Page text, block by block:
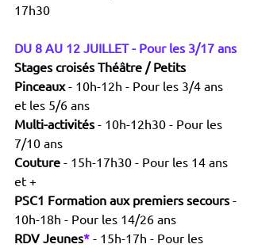
17h30
DU 8 AU 12 JUILLET - Pour les 3/17 ans
Stages croisés Théâtre / Petits
Pinceaux - 10h-12h - Pour les 3/4 ans
et les 5/6 ans
Multi-activités - 10h-12h30 - Pour les
7/10 ans
Couture - 15h-17h30 - Pour les 14 ans
et +
PSC1 Formation aux premiers secours -
10h-18h - Pour les 14/26 ans
RDV Jeunes* - 15h-17h - Pour les